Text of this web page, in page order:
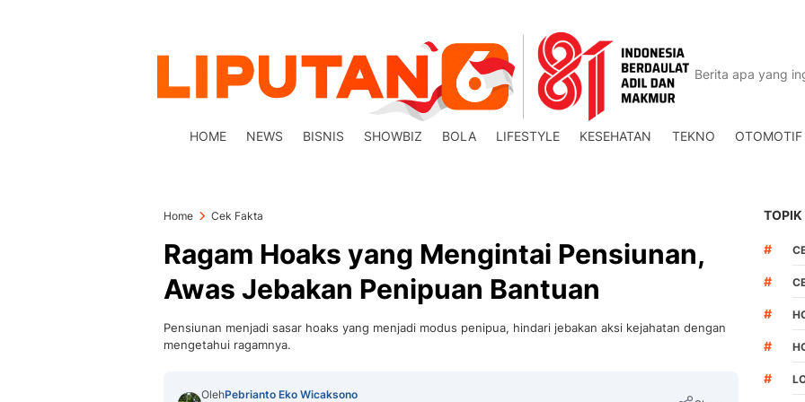
HOME NEWS BISNIS SHOWBIZ BOLA LIFESTYLE KESEHATAN TEKNO OTOMOTIF
Home Cek Fakta
Ragam Hoaks yang Mengintai Pensiunan,
Awas Jebakan Penipuan Bantuan
Pensiunan menjadi sasar hoaks yang menjadi modus penipua, hindari jebakan aksi kejahatan dengan
mengetahui ragamnya.
OlehPebrianto Eko Wicaksono
TOPIK
#
#
#
#
#